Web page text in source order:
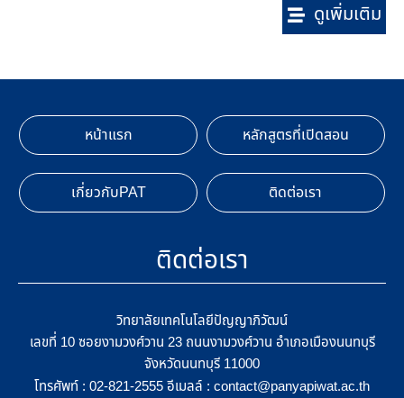
ดูเพิ่มเติม
หน้าแรก หลักสูตรที่เปิดสอน
เกี่ยวกับPAT ติดต่อเรา
ติดต่อเรา
วิทยาลัยเทคโนโลยีปัญญาภิวัฒน์
เลขที่ 10 ซอยงามวงศ์วาน 23 ถนนงามวงศ์วาน อำเภอเมืองนนทบุรี
จังหวัดนนทบุรี 11000
โทรศัพท์ : 02-821-2555 อีเมลล์ : contact@panyapiwat.ac.th